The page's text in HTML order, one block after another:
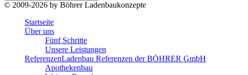
© 2009-2026 by Böhrer Ladenbaukonzepte
Startseite
Über uns
Fünf Schritte
Unsere Leistungen
ReferenzenLadenbau Referenzen der BÖHRER GmbH
Apothekenbau